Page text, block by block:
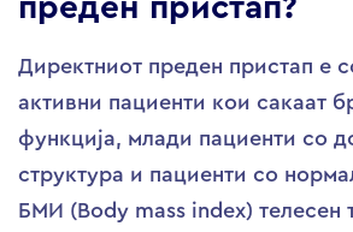
преден пристап?
Директниот преден пристап е
активни пациенти кои сакаат
функција, млади пациенти со
структура и пациенти со
БМИ (Body mass index) телесен